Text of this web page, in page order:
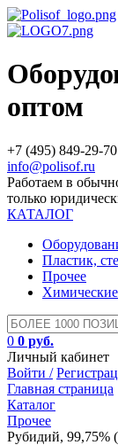
оптом
+7 (495) 849-29-70
info@polisof.ru
Работаем в
только
КАТАЛОГ
Пластик,
Прочее
0 0 руб.
Личный кабинет
Войти /
Главная страница
Каталог
Прочее
Рубидий, 99,75%